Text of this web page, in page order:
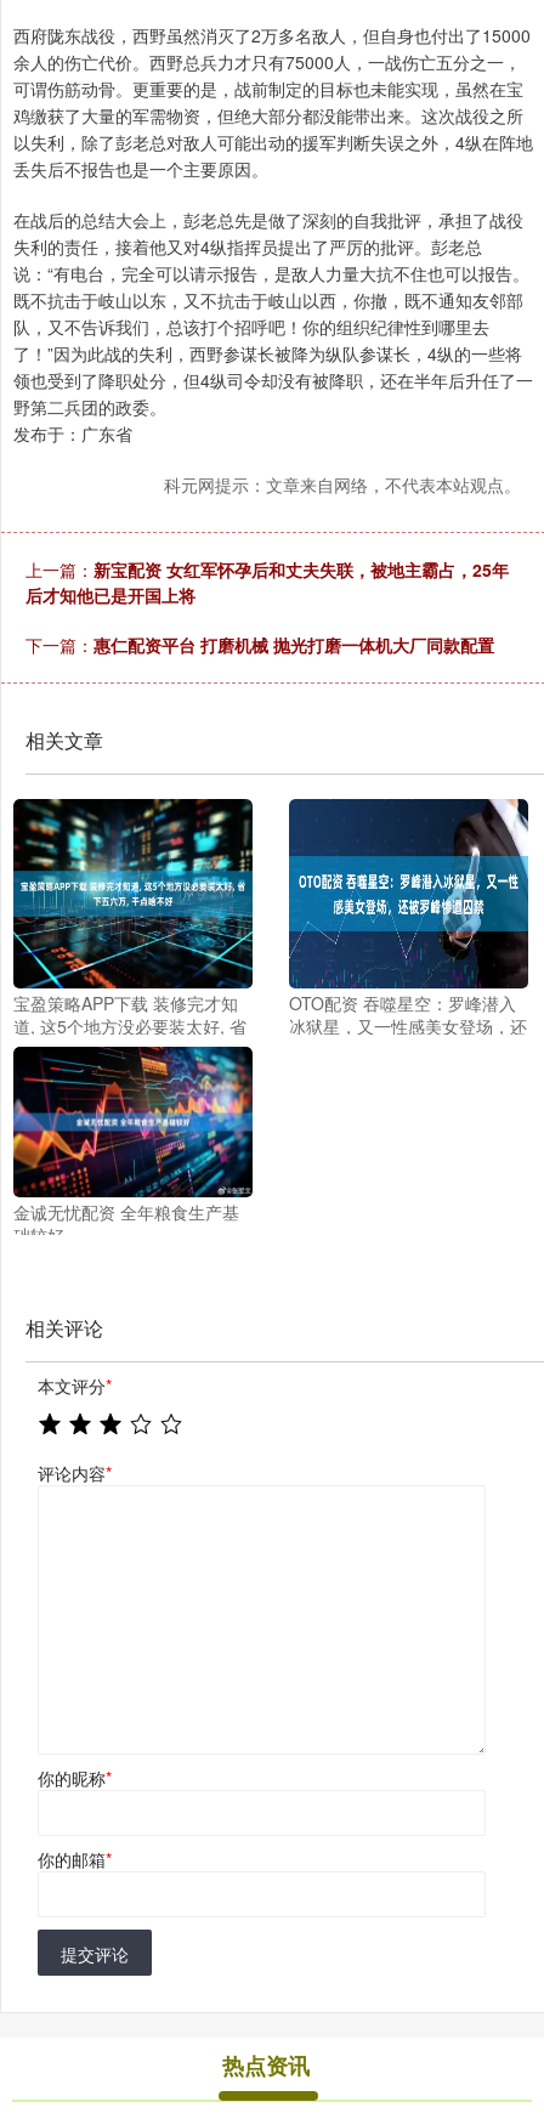
西府陇东战役，西野虽然消灭了2万多名敌人，但自身也付出了15000
余人的伤亡代价。西野总兵力才只有75000人，一战伤亡五分之一，
可谓伤筋动骨。更重要的是，战前制定的目标也未能实现，虽然在宝
鸡缴获了大量的军需物资，但绝大部分都没能带出来。这次战役之所
以失利，除了彭老总对敌人可能出动的援军判断失误之外，4纵在阵地
丢失后不报告也是一个主要原因。
在战后的总结大会上，彭老总先是做了深刻的自我批评，承担了战役
失利的责任，接着他又对4纵指挥员提出了严厉的批评。彭老总
说：“有电台，完全可以请示报告，是敌人力量大抗不住也可以报告。
既不抗击于岐山以东，又不抗击于岐山以西，你撤，既不通知友邻部
队，又不告诉我们，总该打个招呼吧！你的组织纪律性到哪里去
了！”因为此战的失利，西野参谋长被降为纵队参谋长，4纵的一些将
领也受到了降职处分，但4纵司令却没有被降职，还在半年后升任了一
野第二兵团的政委。
发布于：广东省
科元网提示：文章来自网络，不代表本站观点。
上一篇： 新宝配资 女红军怀孕后和丈夫失联，被地主霸占，25年
后才知他已是开国上将
下一篇： 惠仁配资平台 打磨机械 抛光打磨一体机大厂同款配置
相关文章
宝盈策略APP下载 装修完才知
道, 这5个地方没必要装太好, 省
下五六万, 干点啥不好
OTO配资 吞噬星空：罗峰潜入
冰狱星，又一性感美女登场，还
金诚无忧配资 全年粮食生产基
础较好
相关评论
本文评分*
评论内容*
你的昵称*
你的邮箱*
提交评论
热点资讯